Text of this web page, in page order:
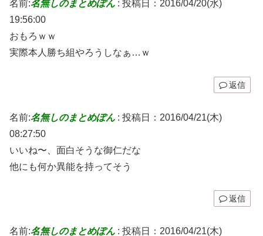
名前:名無しのまとめぽん : 投稿日：2016/04/20(水)
19:56:00
おもろｗｗ
実際本人勝ち組やろうしなぁ…ｗ
返信
名前:名無しのまとめぽん : 投稿日：2016/04/21(木)
08:27:50
いいね〜、面白そうな御仁だな
他にも何か異能を持ってそう
返信
名前:名無しのまとめぽん : 投稿日：2016/04/21(木)